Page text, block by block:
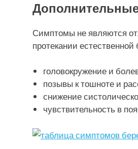
Симптомы не являются
протекании
головокружение и
позывы к тошноте и
снижение
чувствительность в